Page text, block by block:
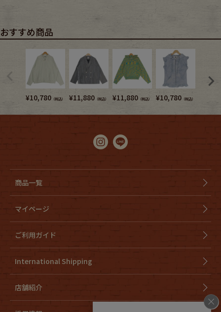
おすすめ商品
¥10,780 （税込） ¥11,880 （税込） ¥11,880 （税込） ¥10,780 （税込）
商品一覧
マイページ
ご利用ガイド
International Shipping
店舗紹介